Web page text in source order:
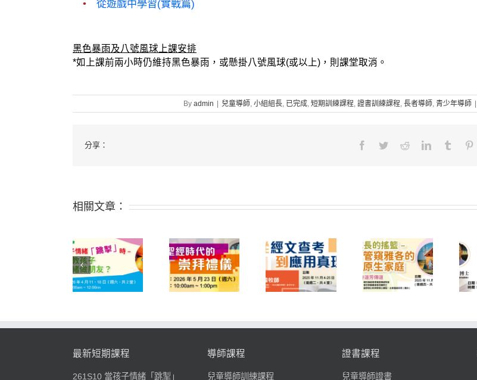
從遊戲中學習(實戰篇)
黑色暴雨及八號風球上課安排
*如上課前兩小時仍維持黑色暴雨，或懸掛八號風球(或以上)，則課堂取消。
By admin | 兒童導師, 小組組長, 已完成, 短期訓練課程, 證書訓練課程, 長者導師, 青少年導師 |
分享： Facebook
TwitterRedditLinkedInTumblr
相關文章：
261S11 聖經時
代的崇拜禮儀
252D03 從經
文查考到應用
真理
252A17 成長
的搖籃-管窺雅
各的原生家庭
251E40 我要
讀好本聖經—
認識新約聖經
引用舊約經文
最新短期課程
261S10 當孩子情緒「跳掣」
導師課程
兒童導師訓練課程
證書課程
兒童導師證書